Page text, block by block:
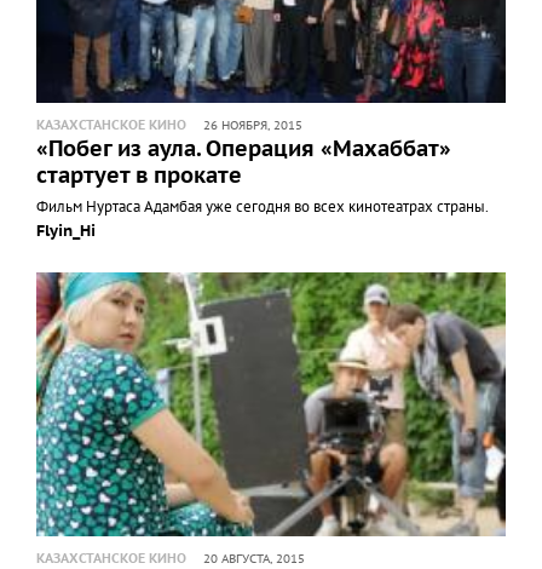
КАЗАХСТАНСКОЕ КИНО 26 НОЯБРЯ, 2015
«Побег из аула. Операция «Махаббат»
стартует в прокате
Фильм Нуртаса Адамбая уже сегодня во всех кинотеатрах страны.
Flyin_Hi
КАЗАХСТАНСКОЕ КИНО 20 АВГУСТА, 2015